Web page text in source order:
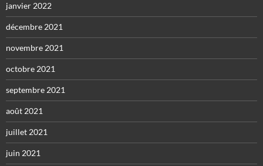
janvier 2022
décembre 2021
novembre 2021
octobre 2021
septembre 2021
août 2021
juillet 2021
juin 2021